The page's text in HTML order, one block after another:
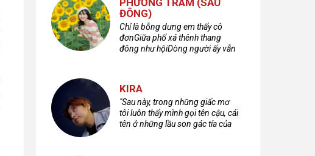
PHƯƠNG TRÂM (SẦU
ĐÔNG)
Chỉ là bỗng dưng em thấy cô
đơnGiữa phố xá thênh thang
đông như hộiDòng người ấy vẫn
KIRA
"Sau này, trong những giấc mơ
tôi luôn thấy mình gọi tên cậu, cái
tên ở những lầu son gác tía của